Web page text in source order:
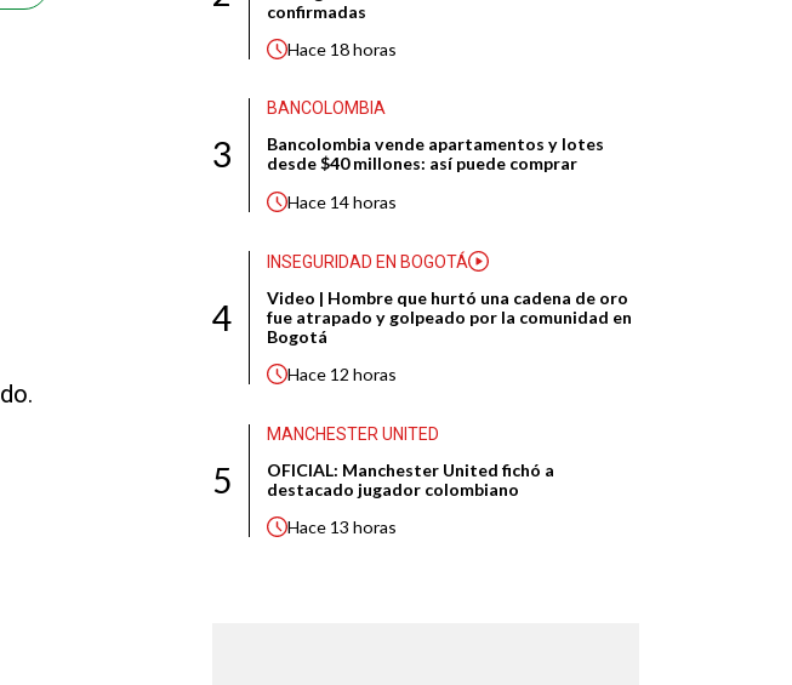
confirmadas
Hace 18 horas
3
BANCOLOMBIA
Bancolombia vende apartamentos y lotes
desde $40 millones: así puede comprar
Hace 14 horas
4
INSEGURIDAD EN BOGOTÁ
Video | Hombre que hurtó una cadena de oro
fue atrapado y golpeado por la comunidad en
Bogotá
Hace 12 horas
5
MANCHESTER UNITED
OFICIAL: Manchester United fichó a
destacado jugador colombiano
Hace 13 horas